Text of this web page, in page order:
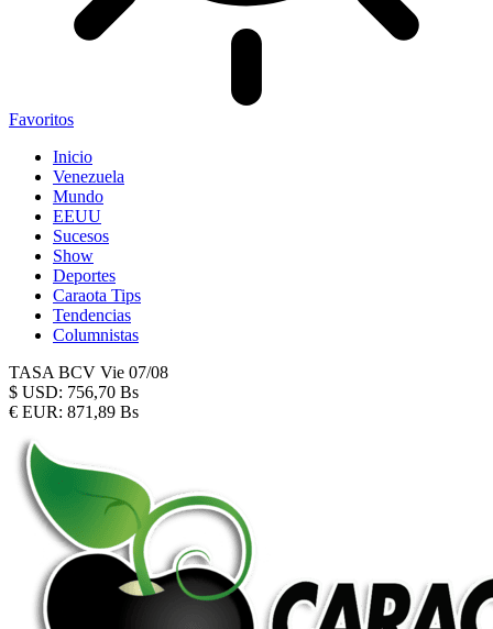
Favoritos
Inicio
Venezuela
Mundo
EEUU
Sucesos
Show
Deportes
Caraota Tips
Tendencias
Columnistas
TASA BCV Vie 07/08
$ USD: 756,70 Bs
€ EUR: 871,89 Bs